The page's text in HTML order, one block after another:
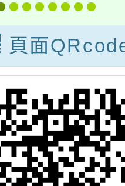
實
育力-
縣課
頁面